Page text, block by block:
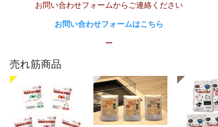
お問い合わせフォームからご連絡ください
お問い合わせフォームはこちら
ー
売れ筋商品